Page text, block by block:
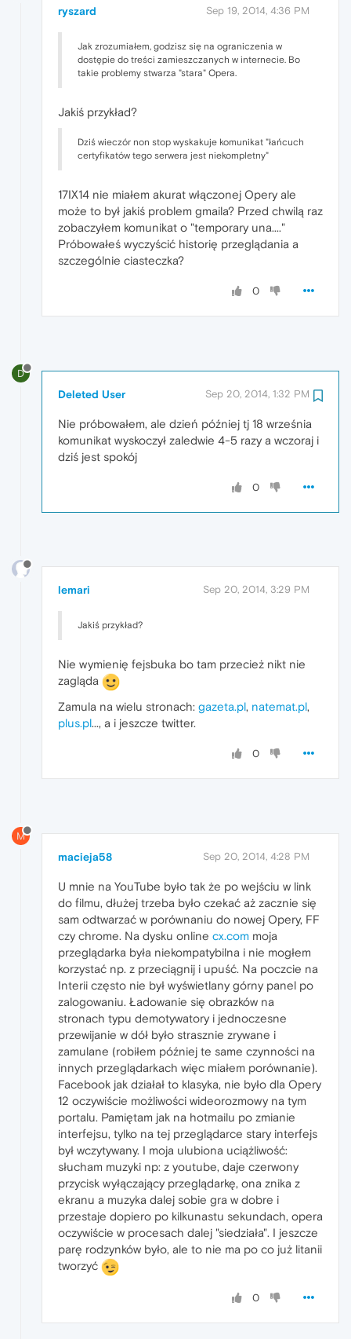
ryszard Sep 19, 2014, 4:36 PM
Jak zrozumiałem, godzisz się na ograniczenia w
dostępie do treści zamieszczanych w internecie. Bo
takie problemy stwarza "stara" Opera.
Jakiś przykład?
Dziś wieczór non stop wyskakuje komunikat "łańcuch
certyfikatów tego serwera jest niekompletny"
17IX14 nie miałem akurat włączonej Opery ale
może to był jakiś problem gmaila? Przed chwilą raz
zobaczyłem komunikat o "temporary una...."
Próbowałeś wyczyścić historię przeglądania a
szczególnie ciasteczka?
0
D
Deleted User Sep 20, 2014, 1:32 PM
Nie próbowałem, ale dzień później tj 18 września
komunikat wyskoczył zaledwie 4-5 razy a wczoraj i
dziś jest spokój
0
lemari Sep 20, 2014, 3:29 PM
Jakiś przykład?
Nie wymienię fejsbuka bo tam przecież nikt nie
zagląda
Zamula na wielu stronach: gazeta.pl, natemat.pl,
plus.pl..., a i jeszcze twitter.
0
M
macieja58 Sep 20, 2014, 4:28 PM
U mnie na YouTube było tak że po wejściu w link
do filmu, dłużej trzeba było czekać aż zacznie się
sam odtwarzać w porównaniu do nowej Opery, FF
czy chrome. Na dysku online cx.com moja
przeglądarka była niekompatybilna i nie mogłem
korzystać np. z przeciągnij i upuść. Na poczcie na
Interii często nie był wyświetlany górny panel po
zalogowaniu. Ładowanie się obrazków na
stronach typu demotywatory i jednoczesne
przewijanie w dół było strasznie zrywane i
zamulane (robiłem później te same czynności na
innych przeglądarkach więc miałem porównanie).
Facebook jak działał to klasyka, nie było dla Opery
12 oczywiście możliwości wideorozmowy na tym
portalu. Pamiętam jak na hotmailu po zmianie
interfejsu, tylko na tej przeglądarce stary interfejs
był wczytywany. I moja ulubiona uciążliwość:
słucham muzyki np: z youtube, daje czerwony
przycisk wyłączający przeglądarkę, ona znika z
ekranu a muzyka dalej sobie gra w dobre i
przestaje dopiero po kilkunastu sekundach, opera
oczywiście w procesach dalej "siedziała". I jeszcze
parę rodzynków było, ale to nie ma po co już litanii
tworzyć
0